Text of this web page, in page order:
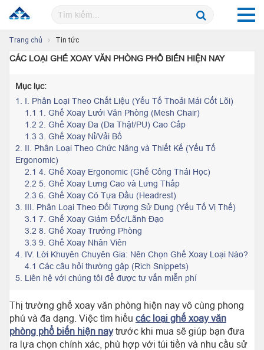
Trang chủ Tin tức
CÁC LOẠI GHẾ XOAY VĂN PHÒNG PHỔ BIẾN HIỆN NAY
Mục lục:
1.
I. Phân Loại Theo Chất Liệu (Yếu Tố Thoải Mái Cốt Lõi)
1.1 1. Ghế Xoay Lưới Văn Phòng (Mesh Chair)
1.2 2. Ghế Xoay Da (Da Thật/PU) Cao Cấp
1.3 3. Ghế Xoay Nỉ/Vải Bố
2.
II. Phân Loại Theo Chức Năng và Thiết Kế (Yếu Tố
Ergonomic)
2.1 4. Ghế Xoay Ergonomic (Ghế Công Thái Học)
2.2 5. Ghế Xoay Lưng Cao và Lưng Thấp
2.3 6. Ghế Xoay Có Tựa Đầu (Headrest)
3.
III. Phân Loại Theo Đối Tượng Sử Dụng (Yếu Tố Vị Thế)
3.1 7. Ghế Xoay Giám Đốc/Lãnh Đạo
3.2 8. Ghế Xoay Trưởng Phòng
3.3 9. Ghế Xoay Nhân Viên
4.
IV. Lời Khuyên Chuyên Gia: Nên Chọn Ghế Xoay Loại Nào?
4.1 Các câu hỏi thường gặp (Rich Snippets)
5. Liên hệ với chúng tôi để được tư vấn miễn phí
Thị trường ghế xoay văn phòng hiện nay vô cùng phong
phú và đa dạng. Việc tìm hiểu các loại ghế xoay văn
phòng phổ biến hiện naytrước khi mua sẽ giúp bạn đưa
ra lựa chọn chính xác, phù hợp với túi tiền và nhu cầu sử